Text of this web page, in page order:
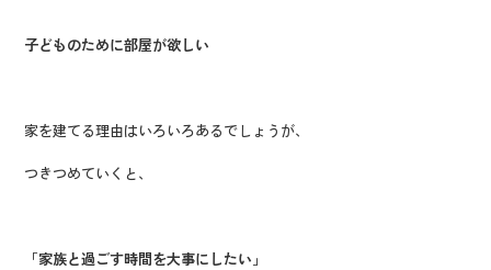
子どものために部屋が欲しい
家を建てる理由はいろいろあるでしょうが、
つきつめていくと、
「家族と過ごす時間を大事にしたい」